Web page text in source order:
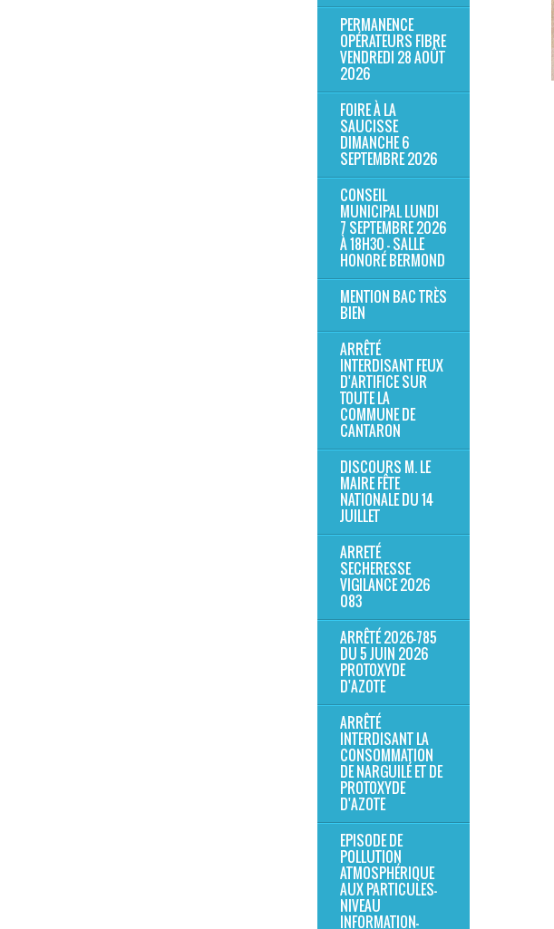
PERMANENCE
OPÉRATEURS FIBRE
VENDREDI 28 AOÛT
2026
FOIRE À LA
SAUCISSE
DIMANCHE 6
SEPTEMBRE 2026
CONSEIL
MUNICIPAL LUNDI
7 SEPTEMBRE 2026
À 18H30 - SALLE
HONORÉ BERMOND
MENTION BAC TRÈS
BIEN
ARRÊTÉ
INTERDISANT FEUX
D'ARTIFICE SUR
TOUTE LA
COMMUNE DE
CANTARON
DISCOURS M. LE
MAIRE FÊTE
NATIONALE DU 14
JUILLET
ARRETÉ
SECHERESSE
VIGILANCE 2026
083
ARRÊTÉ 2026-785
DU 5 JUIN 2026
PROTOXYDE
D'AZOTE
ARRÊTÉ
INTERDISANT LA
CONSOMMATION
DE NARGUILÉ ET DE
PROTOXYDE
D'AZOTE
EPISODE DE
POLLUTION
ATMOSPHÉRIQUE
AUX PARTICULES-
NIVEAU
INFORMATION-